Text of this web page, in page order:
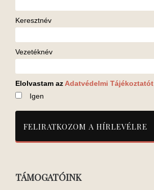
Keresztnév
Vezetéknév
Elolvastam azAdatvédelmi Tájékoztatót
Igen
TÁMOGATÓINK